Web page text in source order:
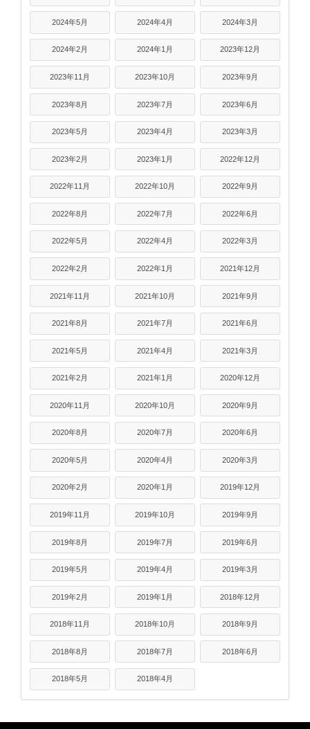
2024年5月 2024年4月 2024年3月
2024年2月 2024年1月 2023年12月
2023年11月 2023年10月 2023年9月
2023年8月 2023年7月 2023年6月
2023年5月 2023年4月 2023年3月
2023年2月 2023年1月 2022年12月
2022年11月 2022年10月 2022年9月
2022年8月 2022年7月 2022年6月
2022年5月 2022年4月 2022年3月
2022年2月 2022年1月 2021年12月
2021年11月 2021年10月 2021年9月
2021年8月 2021年7月 2021年6月
2021年5月 2021年4月 2021年3月
2021年2月 2021年1月 2020年12月
2020年11月 2020年10月 2020年9月
2020年8月 2020年7月 2020年6月
2020年5月 2020年4月 2020年3月
2020年2月 2020年1月 2019年12月
2019年11月 2019年10月 2019年9月
2019年8月 2019年7月 2019年6月
2019年5月 2019年4月 2019年3月
2019年2月 2019年1月 2018年12月
2018年11月 2018年10月 2018年9月
2018年8月 2018年7月 2018年6月
2018年5月 2018年4月